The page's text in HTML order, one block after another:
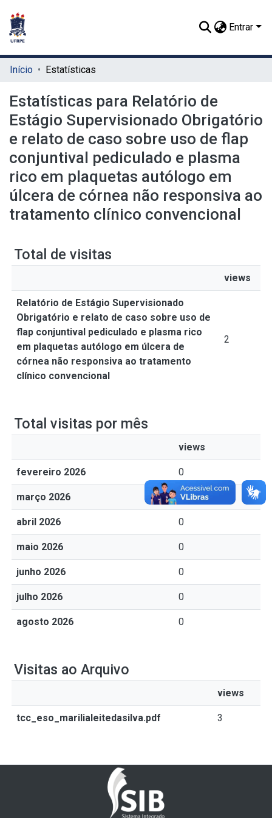
Entrar
Início Estatísticas
Estatísticas para Relatório de
Estágio Supervisionado Obrigatório
e relato de caso sobre uso de flap
conjuntival pediculado e plasma
rico em plaquetas autólogo em
úlcera de córnea não responsiva ao
tratamento clínico convencional
Total de visitas
views
Relatório de Estágio Supervisionado
Obrigatório e relato de caso sobre uso de
flap conjuntival pediculado e plasma rico
em plaquetas autólogo em úlcera de
córnea não responsiva ao tratamento
clínico convencional
2
Total visitas por mês
views
fevereiro 2026 0
março 2026 0
abril 2026 0
maio 2026 0
junho 2026 0
julho 2026 0
agosto 2026 0
Visitas ao Arquivo
views
tcc_eso_marilialeitedasilva.pdf 3